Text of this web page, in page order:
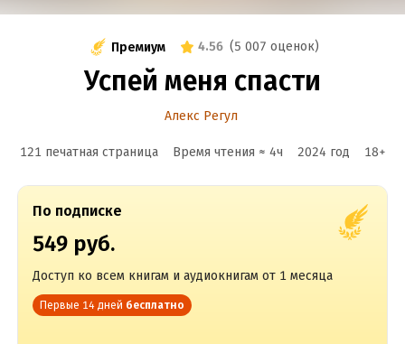
Премиум 4.56 (5 007 оценок)
Успей меня спасти
Алекс Регул
121 печатная страница Время чтения ≈ 4ч 2024 год 18+
По подписке
549 руб.
Доступ ко всем книгам и аудиокнигам от 1 месяца
Первые 14 дней бесплатно